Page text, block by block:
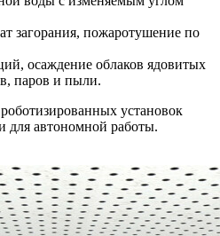
загорания, пожаротушение по
осаждение облаков ядовитых
паров и пыли.
установок
автономной работы.